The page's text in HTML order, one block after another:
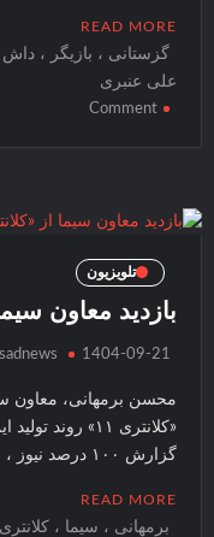
این
مسیر
READ MORE
گزستانی ، بازیگر ،
علی عنبری
Comment
on
پشتیبان
هستند
تلویزیون
بازدید معاون سیما
1404-09-21
محسن برمهانی، معاون
«کلانتری ۱۱»
گزارش ۱۰۰ درصد نیوز ، فیلمنامه این مجموعه ۳۶ قسمتی، …
READ MORE
برمهانی ، سیما ، کلانتری ۱۱